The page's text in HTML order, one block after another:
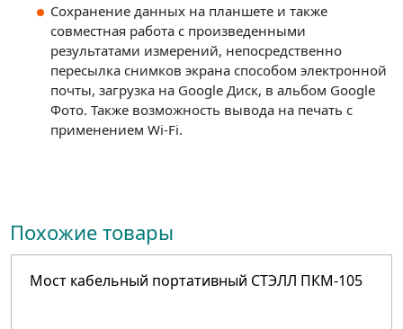
Сохранение данных на планшете и также
совместная работа с произведенными
результатами измерений, непосредственно
пересылка снимков экрана способом электронной
почты, загрузка на Google Диск, в альбом Google
Фото. Также возможность вывода на печать с
применением Wi-Fi.
Похожие товары
Мост кабельный портативный СТЭЛЛ ПКМ-105